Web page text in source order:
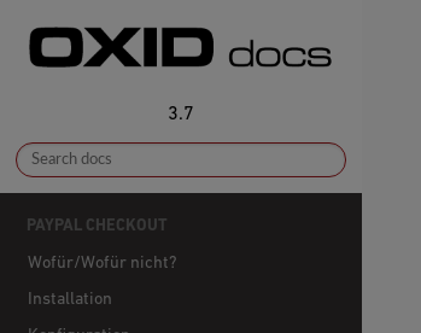
3.7
PAYPAL CHECKOUT
Wofür/Wofür nicht?
Installation